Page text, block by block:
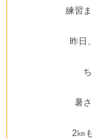
練習
昨日
暑
2㎞